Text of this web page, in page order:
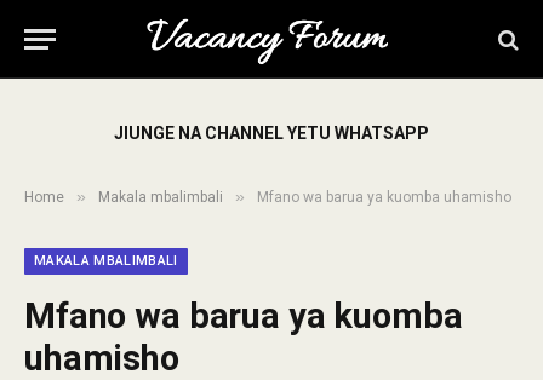
JIUNGE NA CHANNEL YETU WHATSAPP
Home » Makala mbalimbali » Mfano wa barua ya kuomba uhamisho
MAKALA MBALIMBALI
Mfano wa barua ya kuomba
uhamisho